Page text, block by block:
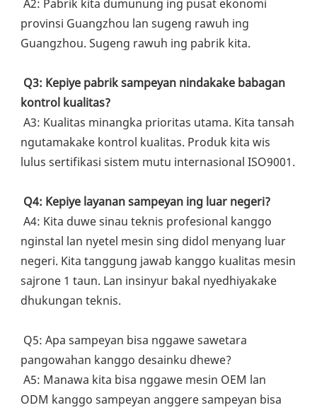
provinsi Guangzhou lan sugeng rawuh ing
Guangzhou. Sugeng rawuh ing pabrik kita.
Q3: Kepiye pabrik sampeyan nindakake babagan
kontrol kualitas?
ngutamakake kontrol kualitas. Produk kita wis
lulus sertifikasi sistem mutu internasional ISO9001.
Q4: Kepiye layanan sampeyan ing luar negeri?
nginstal lan nyetel mesin sing didol menyang luar
negeri. Kita tanggung jawab kanggo kualitas mesin
sajrone 1 taun. Lan insinyur bakal nyedhiyakake
dhukungan teknis.
pangowahan kanggo desainku dhewe?
ODM kanggo sampeyan anggere sampeyan bisa